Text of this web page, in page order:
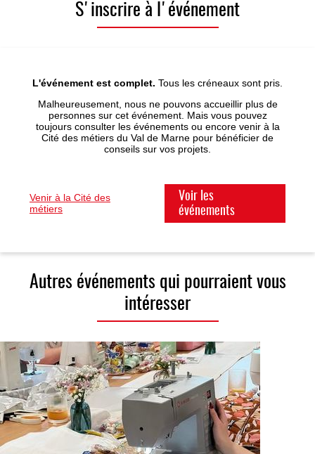
S'inscrire à l'événement
L'événement est complet. Tous les créneaux sont pris.
Malheureusement, nous ne pouvons accueillir plus de
personnes sur cet événement. Mais vous pouvez
toujours consulter les événements ou encore venir à la
Cité des métiers du Val de Marne pour bénéficier de
conseils sur vos projets.
Venir à la Cité des
métiers
Voir les
événements
Autres événements qui pourraient vous
intéresser